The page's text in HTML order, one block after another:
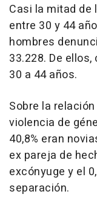
Casi la mitad de
entre 30 y 44
hombres
33.228. De
30 a 44 años.
Sobre la
violencia de
40,8% eran
ex pareja de
excónyuge y el
separación.